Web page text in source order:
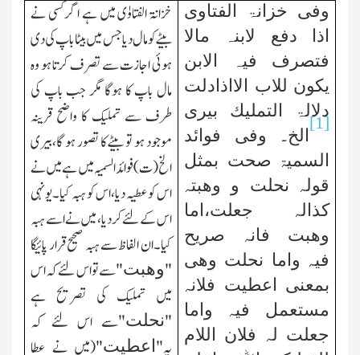
وفی خزانۃ الفتاوی
اذا دفع لابنہ مالا
فتصرف فیہ الابن
یکون للاب الااذادلت
دلالۃ التملیك بیری
[1]
الخ۔ وفی فوائد
السمیۃ صحت بمثل
قولہ نحلت و وھبتہ
کذالہ جعلت،اما
وھبت فانہ صریح
فیہ واما نحلت وھی
بمعنی اعطیت فلانہ
مستعمل فیہ واما
جعلت لہ فلان اللام
خزانۃ الفتاوٰی میں ہے اگر کسی نے
بیٹے کو مال دیا جس میں بیٹا باپ کی دی
ہوئی اجازت سے تصرف کرتا ہو وہ
مال باپ کا ہوگا مگر جب باپ کی
طرف سے تملیك کا واضح قرینہ
موجود ہو تو بیٹے کا تصور ہو گا،بیری
الخ(ت) فوائد السمیہ میں ہے میں نے
اس کو عطیہ دیا،اس کو ہبہ کیا۔یونہی
اس کے لئے کردیا، میں نے اسے ہبہ
کیا۔ان الفاظ سے ہبہ صحیح قرار پائیگا
"وھبت"سے تو اس لئے کہ اس
میں تملیك کی تصریح ہے
"نحلت"سے اس لئے کہ
یہ"اعطیت"(میں نے عطا